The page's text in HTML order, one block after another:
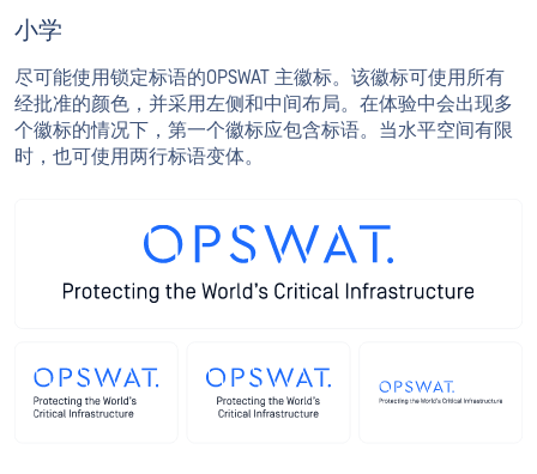
小学
尽可能使用锁定标语的OPSWAT 主徽标。该徽标可使用所有
经批准的颜色，并采用左侧和中间布局。在体验中会出现多
个徽标的情况下，第一个徽标应包含标语。当水平空间有限
时，也可使用两行标语变体。